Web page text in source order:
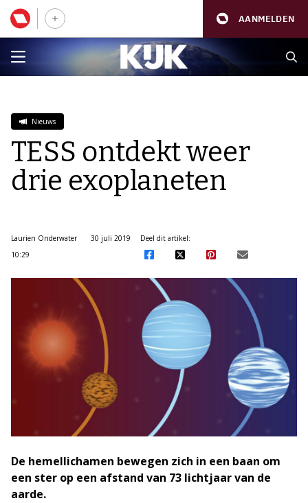
AANMELDEN
Nieuws
TESS ontdekt weer
drie exoplaneten
Laurien Onderwater
30 juli 2019
10:29
Deel dit artikel:
De hemellichamen bewegen zich in een baan om
een ster op een afstand van 73 lichtjaar van de
aarde.